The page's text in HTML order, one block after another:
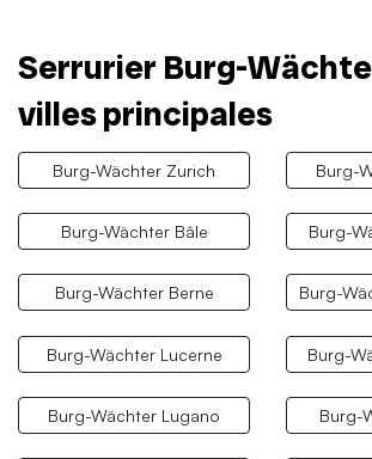
Serrurier Burg-
villes principales
Burg-Wächter Zurich Burg-
Burg-Wächter Bâle Burg-
Burg-Wächter Berne Burg-
Burg-Wächter Lucerne Burg-
Burg-Wächter Lugano Burg-